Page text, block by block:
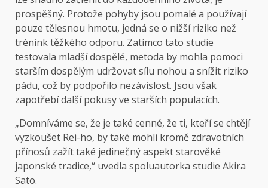
prospěšný. Protože pohyby jsou pomalé a používají
pouze tělesnou hmotu, jedná se o nižší riziko než
trénink těžkého odporu. Zatímco tato studie
testovala mladší dospělé, metoda by mohla pomoci
starším dospělým udržovat sílu nohou a snížit riziko
pádu, což by podpořilo nezávislost. Jsou však
zapotřebí další pokusy ve starších populacích.
„Domníváme se, že je také cenné, že ti, kteří se chtějí
vyzkoušet Rei-ho, by také mohli kromě zdravotních
přínosů zažít také jedinečný aspekt starověké
japonské tradice,“ uvedla spoluautorka studie Akira
Sato.